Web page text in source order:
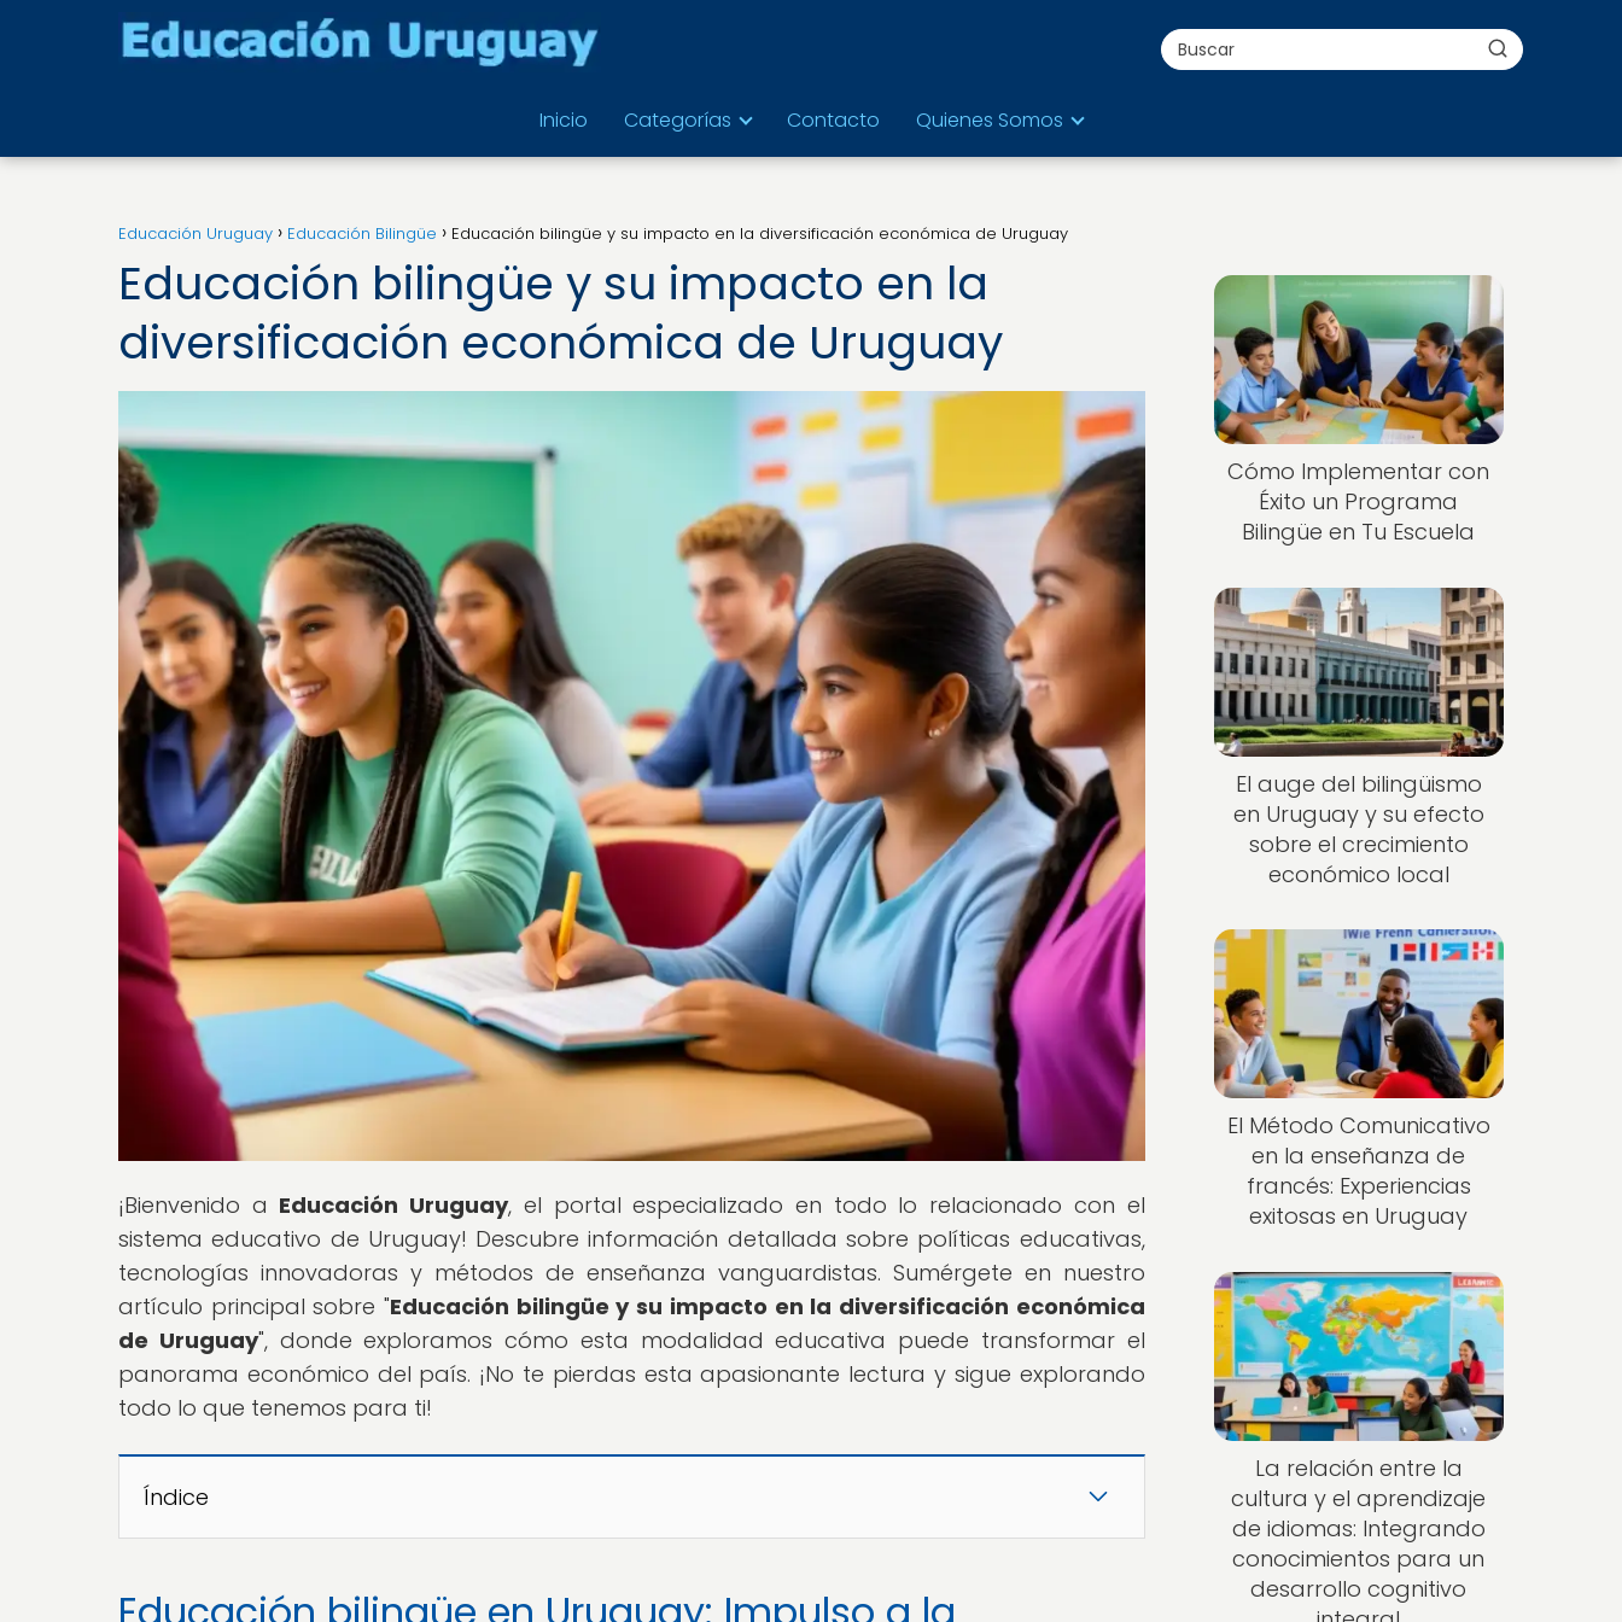
Inicio Categorías Contacto Quienes Somos
Educación Uruguay Educación Bilingüe Educación bilingüe y su impacto en la diversificación económica de Uruguay
Educación bilingüe y su impacto en la
diversificación económica de Uruguay
¡Bienvenido a Educación Uruguay, el portal especializado en todo lo relacionado con el
sistema educativo de Uruguay! Descubre información detallada sobre políticas educativas,
tecnologías innovadoras y métodos de enseñanza vanguardistas. Sumérgete en nuestro
artículo principal sobre "Educación bilingüe y su impacto en la diversificación económica
de Uruguay", donde exploramos cómo esta modalidad educativa puede transformar el
panorama económico del país. ¡No te pierdas esta apasionante lectura y sigue explorando
todo lo que tenemos para ti!
Índice
Cómo Implementar con
Éxito un Programa
Bilingüe en Tu Escuela
El auge del bilingüismo
en Uruguay y su efecto
sobre el crecimiento
económico local
El Método Comunicativo
en la enseñanza de
francés: Experiencias
exitosas en Uruguay
La relación entre la
cultura y el aprendizaje
de idiomas: Integrando
conocimientos para un
desarrollo cognitivo